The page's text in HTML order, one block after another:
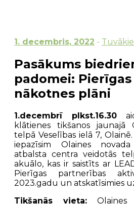
1. decembris, 2022 -
Pasākums
padomei:
nākotnes plāni
1.decembrī plkst.16.30
klātienes tikšanos jaunajā
telpā Veselības ielā 7,
iepazīsim Olaines
atbalsta centra veidotās
akuālo, kas ir saistīts ar
Pierīgas partnerības
2023.gadu un atskatīsimies
Tikšanās vieta: